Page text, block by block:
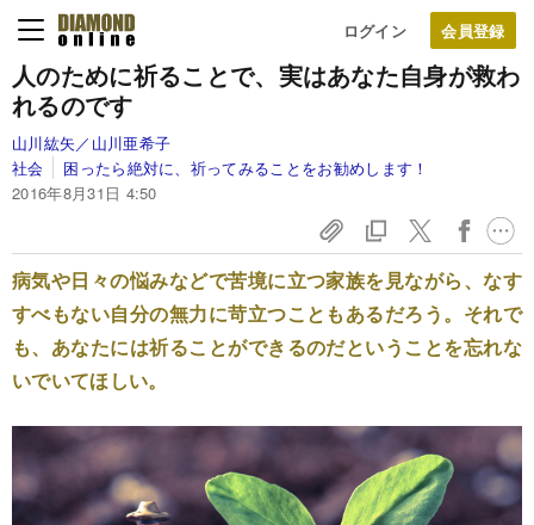
ログイン
人のために祈ることで、 実はあなた自身が救わ
れるのです
山川紘矢／山川亜希子
社会
困ったら絶対に、祈ってみることをお勧めします！
2016年8月31日 4:50
病気や日々の悩みなどで苦境に立つ家族を見ながら、なす
すべもない自分の無力に苛立つこともあるだろう。それで
も、あなたには祈ることができるのだということを忘れな
いでいてほしい。